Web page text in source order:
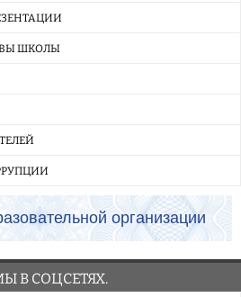
ШКОЛЫ
организации
В СОЦСЕТЯХ.